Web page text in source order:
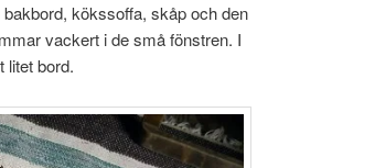
kökssoffa, skåp och den
vackert i de små fönstren. I
litet bord.